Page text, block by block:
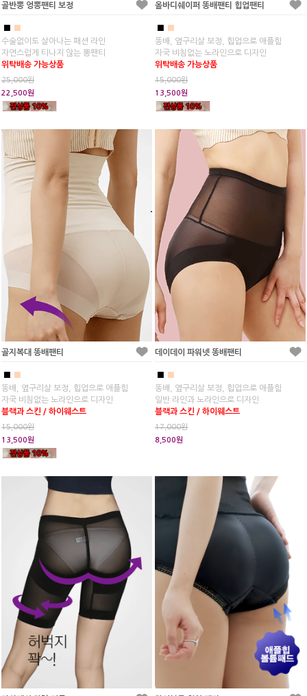
골반뽕 엉뽕팬티 보정
■ ■
수술없이도 살아나는 패션 라인
자연스럽게 티나지 않는 뽕팬티
위탁배송 가능상품
25,000원
22,500원
올바디쉐이퍼 똥배팬티 힙업팬티
■ ■
똥배, 옆구리살 보정, 힙업으로 애플힘
자국 비침없는 노라인으로 디자인
위탁배송 가능상품
15,000원
13,500원
골지복대 똥배팬티
■
똥배, 옆구리살 보정, 힙업으로 애플힘
자국 비침없는 노라인으로 디자인
블랙과 스킨 / 하이웨스트
15,000원
13,500원
데이데이 파워넷 똥배팬티
■
똥배, 옆구리살 보정, 힙업으로 애플힘
일반 라인과 노라인으로 디자인
블랙과 스킨 / 하이웨스트
17,000원
8,500원